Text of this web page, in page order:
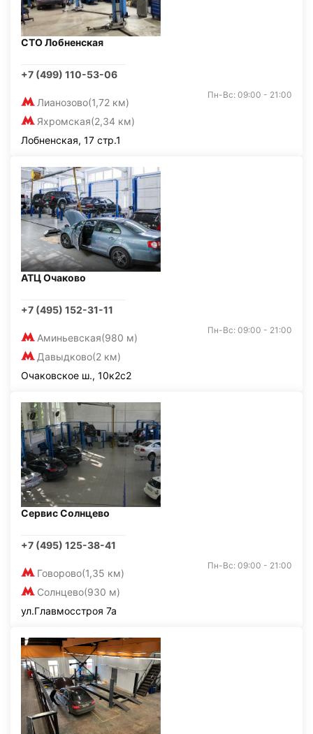
СТО Лобненская
+7 (499) 110-53-06
Лианозово(1,72 км)
Яхромская(2,34 км)
Пн-Вс: 09:00 - 21:00
Лобненская, 17 стр.1
АТЦ Очаково
+7 (495) 152-31-11
Аминьевская(980 м)
Давыдково(2 км)
Пн-Вс: 09:00 - 21:00
Очаковское ш., 10к2с2
Сервис Солнцево
+7 (495) 125-38-41
Говорово(1,35 км)
Солнцево(930 м)
Пн-Вс: 09:00 - 21:00
ул.Главмосстроя 7а